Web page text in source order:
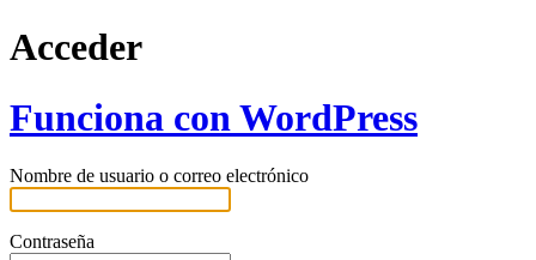
Acceder
Funciona con WordPress
Nombre de usuario o correo electrónico
Contraseña